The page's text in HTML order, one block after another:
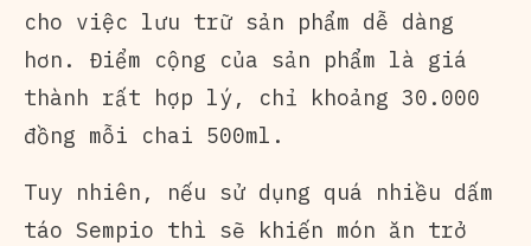
cho việc lưu trữ sản phẩm dễ dàng
hơn. Điểm cộng của sản phẩm là giá
thành rất hợp lý, chỉ khoảng 30.000
đồng mỗi chai 500ml.
Tuy nhiên, nếu sử dụng quá nhiều dấm
táo Sempio thì sẽ khiến món ăn trở